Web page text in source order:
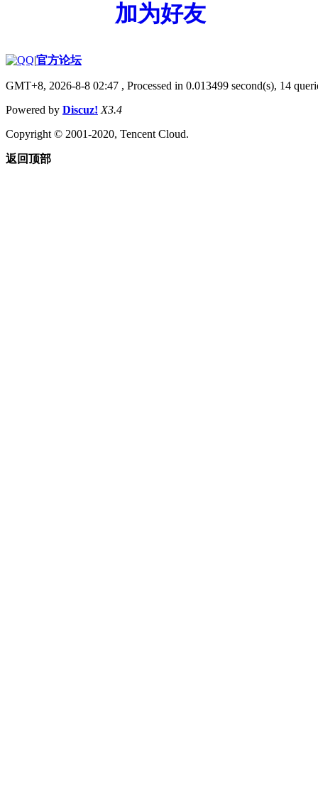
加为好友
|官方论坛
GMT+8, 2026-8-8 02:47 , Processed in 0.013499 second(s), 14
Powered by Discuz! X3.4
Copyright © 2001-2020, Tencent Cloud.
返回顶部